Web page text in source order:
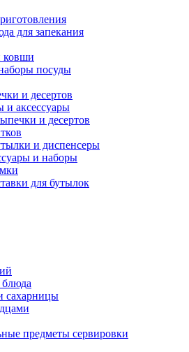
для запекания
ковши
посуды
и десертов
и аксессуары
и десертов
и диспенсеры
и наборы
для бутылок
сахарницы
предметы сервировки